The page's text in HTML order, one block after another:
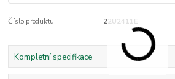
Číslo produktu: 22U2411E
Kompletní specifikace